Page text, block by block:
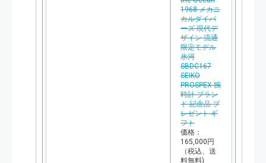
1968 メカニ
カルダイバ
ーズ 現代デ
ザイン 流通
限定モデル
氷河
SBDC167
SEIKO
PROSPEX 腕
時計 ブラン
ド 記念品 プ
レゼント ギ
フト
価格：
165,000円
（税込、送
料無料)